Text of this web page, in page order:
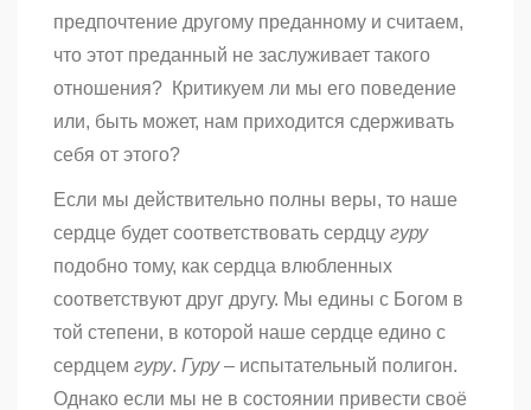
предпочтение другому преданному и считаем,
что этот преданный не заслуживает такого
отношения? Критикуем ли мы его поведение
или, быть может, нам приходится сдерживать
себя от этого?
Если мы действительно полны веры, то наше
сердце будет соответствовать сердцу гуру
подобно тому, как сердца влюбленных
соответствуют друг другу. Мы едины с Богом в
той степени, в которой наше сердце едино с
сердцем гуру. Гуру– испытательный полигон.
Однако если мы не в состоянии привести своё